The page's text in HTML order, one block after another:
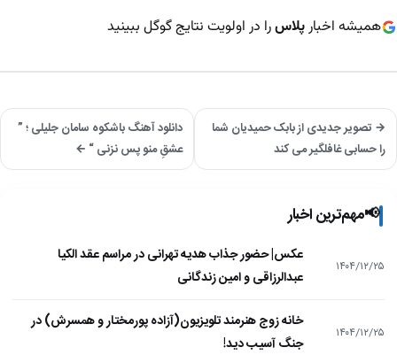
همیشه اخبارپلاسرا در اولویت نتایج گوگل ببینید
→ تصویر جدیدی از بابک حمیدیان شما
را حسابی غافلگیر می کند
دانلود آهنگ باشکوه سامان جلیلی ؛ ”
عشقِ منو پس نزنی “ ←
📢مهم‌ترین اخبار
۱۴۰۴/۱۲/۲۵
عکس| حضور جذاب هدیه تهرانی در مراسم عقد الکیا
عبدالرزاقی و امین زندگانی
۱۴۰۴/۱۲/۲۵
خانه زوج هنرمند تلویزیون(آزاده پورمختار و همسرش) در
جنگ آسیب دید!